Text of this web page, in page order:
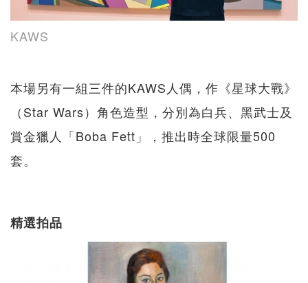
KAWS
本場另有一組三件的KAWS人偶，作《星球大戰》
（Star Wars）角色造型，分別為白兵、黑武士及
賞金獵人「Boba Fett」，推出時全球限量500
套。
精選拍品